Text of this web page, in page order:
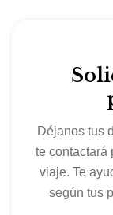
Déjanos tus
te contactará
viaje. Te
según tus